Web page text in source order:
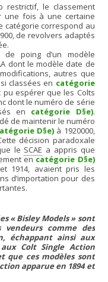
le classement
une fois à une certaine
catégorie correspond au
de revolvers adaptés
poing d’un modèle
dont le modèle date de
autres que
classées en catégorie
pu espérer que les Colts
dont le numéro de série
en catégorie D§e).
de maintenir le numéro
D§e)à 1920000,
décision paradoxale
le SCAE a appris que
encatégorie D§e)
1914, avaient pris les
d’importation pour des
« Bisley Models »sont
comme des
échappant ainsi aux
Colt Single Action
que ces modèles sont
apparue en 1894 et